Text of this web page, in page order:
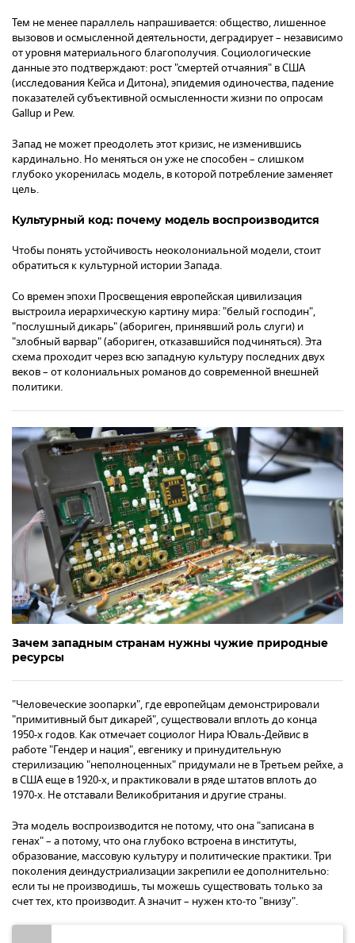
Тем не менее параллель напрашивается: общество, лишенное
вызовов и осмысленной деятельности, деградирует – независимо
от уровня материального благополучия. Социологические
данные это подтверждают: рост "смертей отчаяния" в США
(исследования Кейса и Дитона), эпидемия одиночества, падение
показателей субъективной осмысленности жизни по опросам
Gallup и Pew.
Запад не может преодолеть этот кризис, не изменившись
кардинально. Но меняться он уже не способен – слишком
глубоко укоренилась модель, в которой потребление заменяет
цель.
Культурный код: почему модель воспроизводится
Чтобы понять устойчивость неоколониальной модели, стоит
обратиться к культурной истории Запада.
Со времен эпохи Просвещения европейская цивилизация
выстроила иерархическую картину мира: "белый господин",
"послушный дикарь" (абориген, принявший роль слуги) и
"злобный варвар" (абориген, отказавшийся подчиняться). Эта
схема проходит через всю западную культуру последних двух
веков – от колониальных романов до современной внешней
политики.
Зачем западным странам нужны чужие природные
ресурсы
"Человеческие зоопарки", где европейцам демонстрировали
"примитивный быт дикарей", существовали вплоть до конца
1950-х годов. Как отмечает социолог Нира Юваль-Дейвис в
работе "Гендер и нация", евгенику и принудительную
стерилизацию "неполноценных" придумали не в Третьем рейхе, а
в США еще в 1920-х, и практиковали в ряде штатов вплоть до
1970-х. Не отставали Великобритания и другие страны.
Эта модель воспроизводится не потому, что она "записана в
генах" – а потому, что она глубоко встроена в институты,
образование, массовую культуру и политические практики. Три
поколения деиндустриализации закрепили ее дополнительно:
если ты не производишь, ты можешь существовать только за
счет тех, кто производит. А значит – нужен кто-то "внизу".